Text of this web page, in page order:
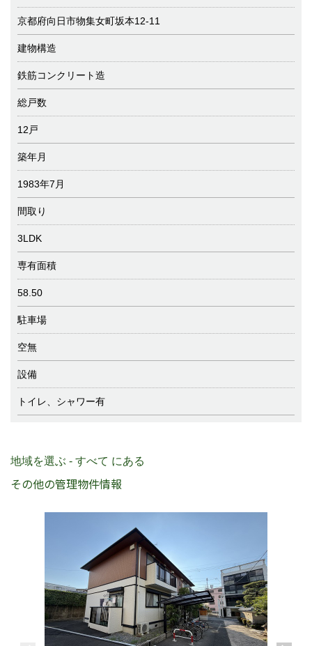
京都府向日市物集女町坂本12-11
建物構造
鉄筋コンクリート造
総戸数
12戸
築年月
1983年7月
間取り
3LDK
専有面積
58.50
駐車場
空無
設備
トイレ、シャワー有
地域を選ぶ - すべて にある
その他の管理物件情報